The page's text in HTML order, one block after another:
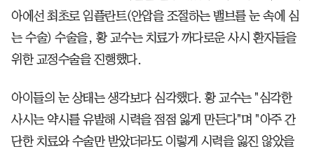
아에선 최초로 임플란트(안압을 조절하는 밸브를 눈 속에 심
는 수술) 수술을, 황 교수는 치료가 까다로운 사시 환자들을
위한 교정수술을 진행했다.
아이들의 눈 상태는 생각보다 심각했다. 황 교수는 "심각한
사시는 약시를 유발해 시력을 점점 잃게 만든다"며 "아주 간
단한 치료와 수술만 받았더라도 이렇게 시력을 잃진 않았을